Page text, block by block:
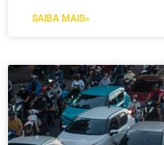
SAIBA MAIS»